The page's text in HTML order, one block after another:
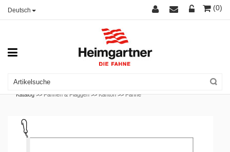
Deutsch (0)
Katalog >>Fahnen & Flaggen >>Kanton >>Fahne